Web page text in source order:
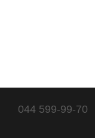
044 599-99-70